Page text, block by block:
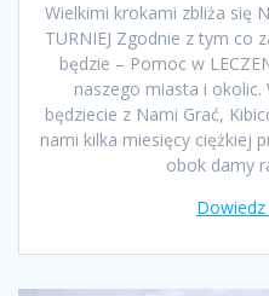
Wielkimi krokami zbliża się
TURNIEJ Zgodnie z tym co
będzie – Pomoc w
naszego miasta i
będziecie z Nami Grać,
nami kilka miesięcy ciężkiej
obok damy